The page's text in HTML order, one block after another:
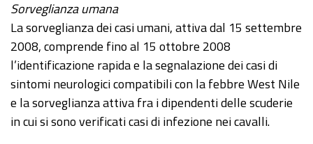
Sorveglianza umana
La sorveglianza dei casi umani, attiva dal 15 settembre
2008, comprende fino al 15 ottobre 2008
l’identificazione rapida e la segnalazione dei casi di
sintomi neurologici compatibili con la febbre West Nile
e la sorveglianza attiva fra i dipendenti delle scuderie
in cui si sono verificati casi di infezione nei cavalli.